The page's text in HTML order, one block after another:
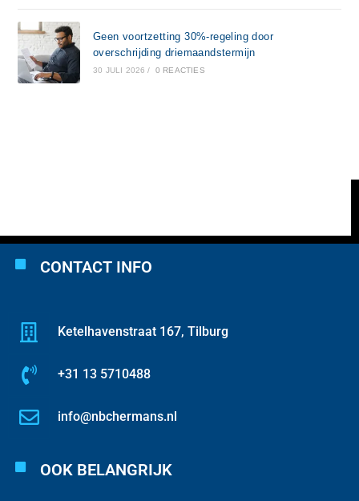
Geen voortzetting 30%-regeling door
overschrijding driemaandstermijn
30 JULI 2026 / 0 REACTIES
CONTACT INFO
Ketelhavenstraat 167, Tilburg
+31 13 5710488
info@nbchermans.nl
OOK BELANGRIJK